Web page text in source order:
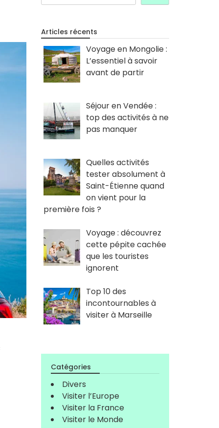
Articles récents
Voyage en Mongolie :
L’essentiel à savoir
avant de partir
Séjour en Vendée :
top des activités à ne
pas manquer
Quelles activités
tester absolument à
Saint-Étienne quand
on vient pour la
première fois ?
Voyage : découvrez
cette pépite cachée
que les touristes
ignorent
Top 10 des
incontournables à
visiter à Marseille
Catégories
Divers
Visiter l’Europe
Visiter la France
Visiter le Monde